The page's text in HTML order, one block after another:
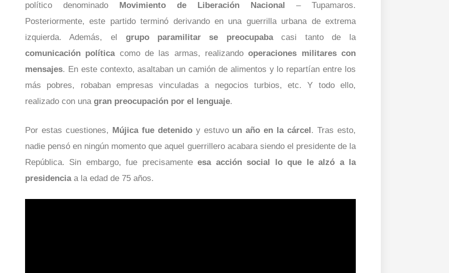
político denominado
Movimiento de Liberación Nacional
– Tupamaros.
Posteriormente, este partido terminó derivando en una guerrilla urbana de extrema
izquierda. Además, el grupo paramilitar se preocupabacasi tanto de la
comunicación políticacomo de las armas, realizandooperaciones militares con
mensajes. En este contexto, asaltaban un camión de alimentos y lo repartían entre los
más pobres, robaban empresas vinculadas a negocios turbios, etc. Y todo ello,
realizado con una gran preocupación por el lenguaje.
Por estas cuestiones, Mújica fue detenidoy estuvo un año en la cárcel. Tras esto,
nadie pensó en ningún momento que aquel guerrillero acabara siendo el presidente de la
República. Sin embargo, fue precisamenteesa acción social lo que le alzó a la
presidenciaa la edad de 75 años.